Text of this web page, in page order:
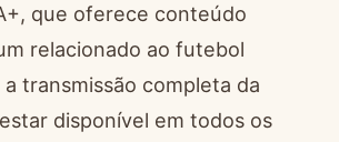
que oferece conteúdo
relacionado ao futebol
transmissão completa da
disponível em todos os